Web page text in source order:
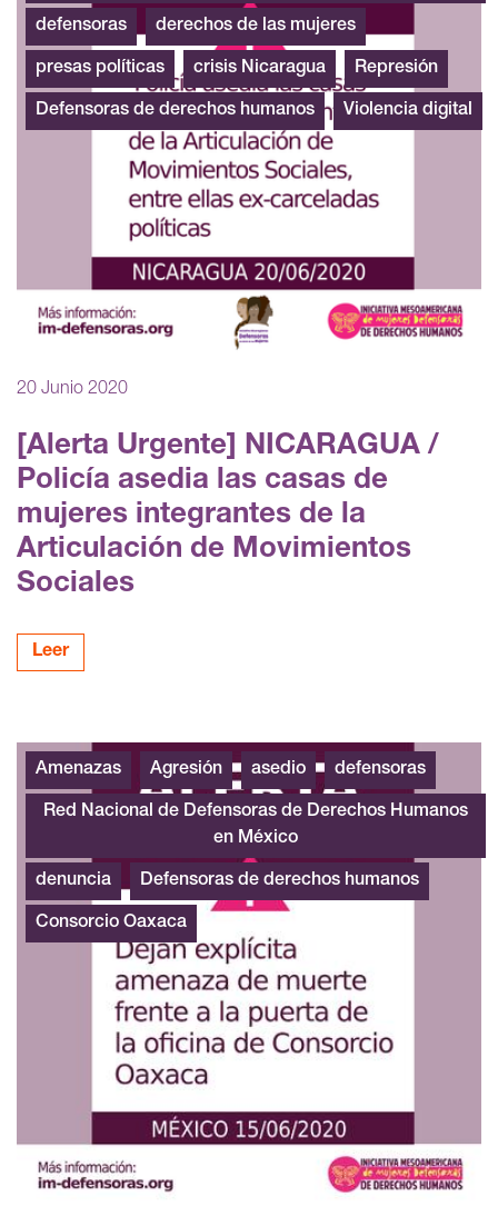
20 Junio 2020
[Alerta Urgente] NICARAGUA /
Policía asedia las casas de
mujeres integrantes de la
Articulación de Movimientos
Sociales
Leer
defensoras derechos de las mujeres
presas políticas crisis Nicaragua Represión
Defensoras de derechos humanos Violencia digital
Dejan amenaza de muerte frente a oficina Consorcio
Amenazas
Agresión asedio defensoras
Red Nacional de Defensoras de Derechos Humanos
en México
denuncia Defensoras de derechos humanos
Consorcio Oaxaca